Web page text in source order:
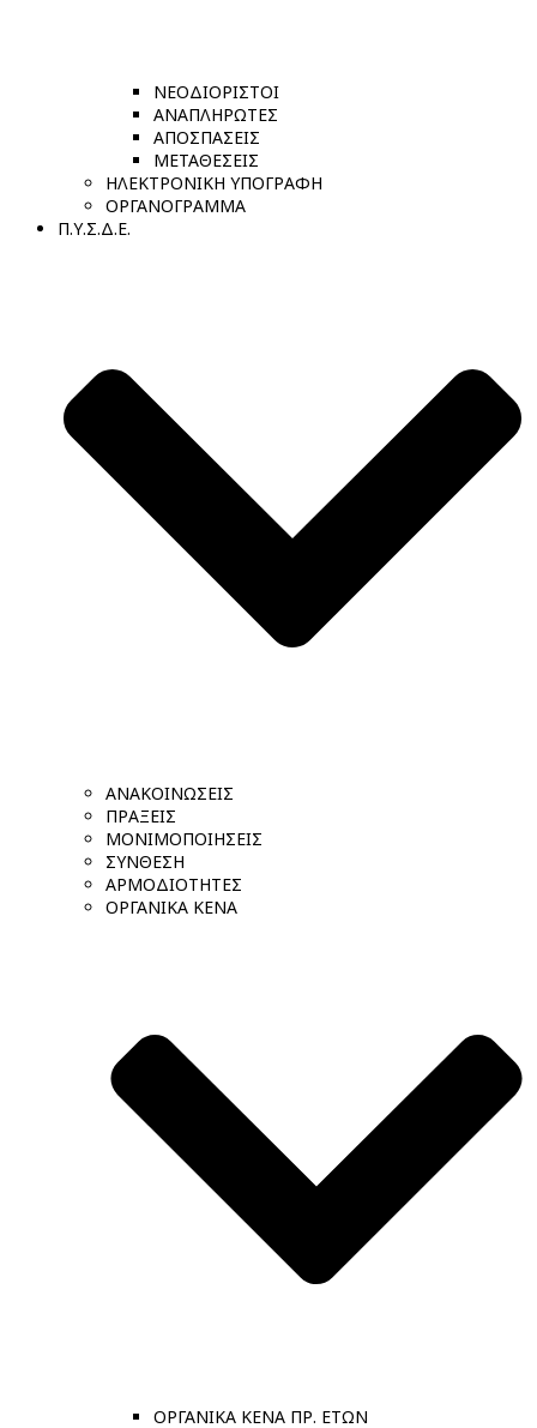
ΝΕΟΔΙΟΡΙΣΤΟΙ
ΑΝΑΠΛΗΡΩΤΕΣ
ΑΠΟΣΠΑΣΕΙΣ
ΜΕΤΑΘΕΣΕΙΣ
ΗΛΕΚΤΡΟΝΙΚΗ ΥΠΟΓΡΑΦΗ
ΟΡΓΑΝΟΓΡΑΜΜΑ
Π.Υ.Σ.Δ.Ε.
ΑΝΑΚΟΙΝΩΣΕΙΣ
ΠΡΑΞΕΙΣ
ΜΟΝΙΜΟΠΟΙΗΣΕΙΣ
ΣΥΝΘΕΣΗ
ΑΡΜΟΔΙΟΤΗΤΕΣ
ΟΡΓΑΝΙΚΑ ΚΕΝΑ
ΟΡΓΑΝΙΚΑ ΚΕΝΑ ΠΡ. ΕΤΩΝ